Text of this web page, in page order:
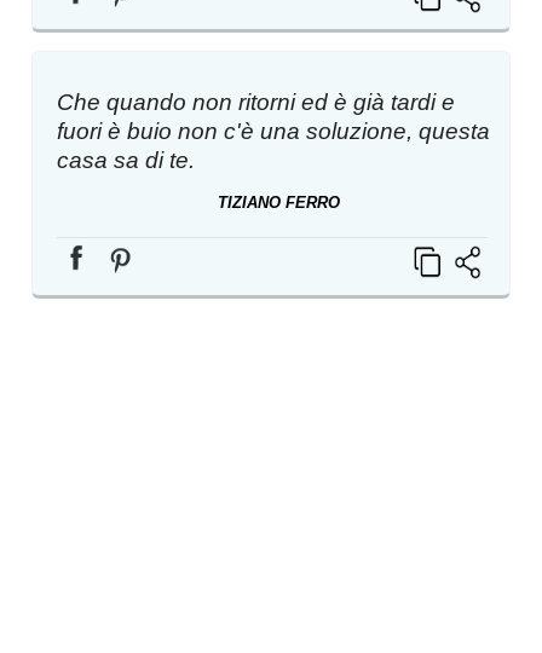
Che quando non ritorni ed è già tardi e
fuori è buio non c'è una soluzione, questa
casa sa di te.
TIZIANO FERRO